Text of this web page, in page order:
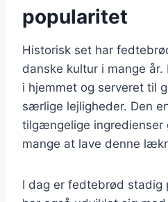
popularitet
Historisk set har
danske kultur i mange
i hjemmet og serveret til
særlige lejligheder. Den
tilgængelige ingredienser
mange at lave denne
I dag er fedtebrød